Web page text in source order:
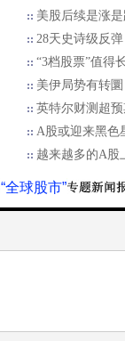
美股后续是涨
28天史诗级反
“3档股票”值得
美伊局势有转
英特尔财测超
A股或迎来黑色
越来越多的A股
“全球股市”